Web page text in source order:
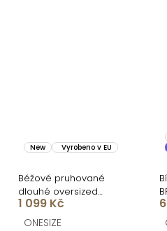
New Vyrobeno v EU
Béžové pruhované
dlouhé oversized
bavlněné maxi košilové
šaty FLARETA
1 099 Kč
ONESIZE